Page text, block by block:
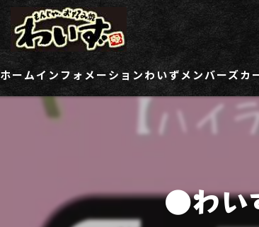
ホームインフォメーションわいずメンバーズカ
ご登録情報変更フォー
●わい